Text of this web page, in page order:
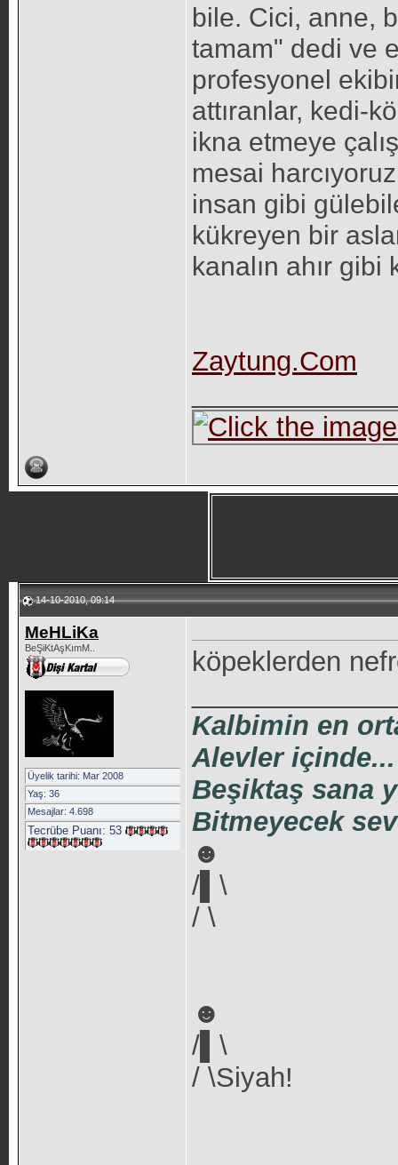
bile. Cici, anne,
tamam" dedi ve
profesyonel
attıranlar, kedi-
ikna etmeye
mesai
insan gibi
kükreyen bir
kanalın ahır gibi
Zaytung.Com
14-10-2010, 09:14
MeHLiKa
BeŞiKtAşKımM..
Üyelik tarihi: Mar 2008
Yaş: 36
Mesajlar: 4.698
Tecrübe Puanı: 53
köpeklerden
Kalbimin en
Alevler içinde...
Beşiktaş sana
Bitmeyecek
☻
/▌\
/ \
☻
/▌\
/ \Siyah!